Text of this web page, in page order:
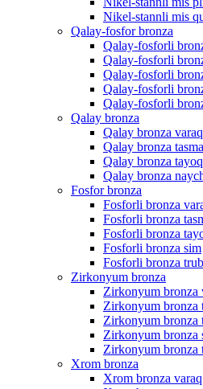
Nikel-stannli mis
Qalay-fosfor bronza
Qalay-fosforli
Qalay-fosforli
Qalay-fosforli
Qalay-fosforli
Qalay-fosforli
Qalay bronza
Qalay bronza varaq
Qalay bronza
Qalay bronza tayoq
Qalay bronza
Fosfor bronza
Fosforli bronza
Fosforli bronza
Fosforli bronza
Fosforli bronza sim
Fosforli bronza
Zirkonyum bronza
Zirkonyum bronza
Zirkonyum bronza
Zirkonyum bronza
Zirkonyum bronza
Zirkonyum bronza
Xrom bronza
Xrom bronza varaq